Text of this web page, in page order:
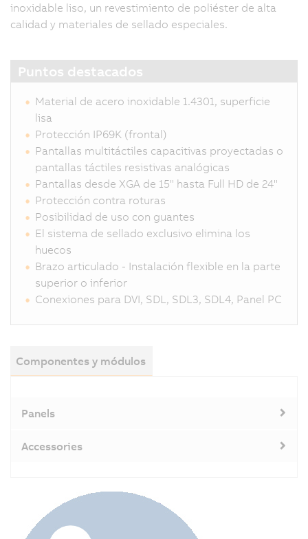
inoxidable liso, un revestimiento de poliéster de alta
calidad y materiales de sellado especiales.
Puntos destacados
Material de acero inoxidable 1.4301, superficie
lisa
Protección IP69K (frontal)
Pantallas multitáctiles capacitivas proyectadas o
pantallas táctiles resistivas analógicas
Pantallas desde XGA de 15" hasta Full HD de 24"
Protección contra roturas
Posibilidad de uso con guantes
El sistema de sellado exclusivo elimina los
huecos
Brazo articulado - Instalación flexible en la parte
superior o inferior
Conexiones para DVI, SDL, SDL3, SDL4, Panel PC
Componentes y módulos
Panels
Accessories